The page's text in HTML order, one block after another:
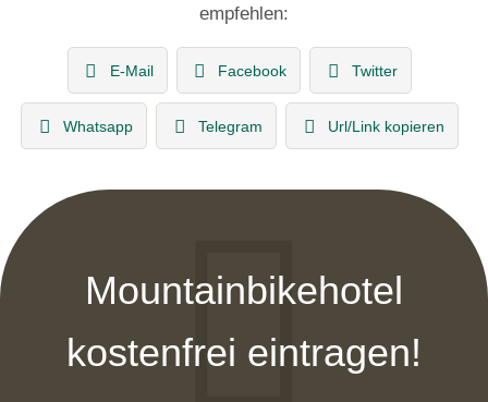
empfehlen:
E-Mail Facebook Twitter
Whatsapp Telegram Url/Link kopieren
Mountainbikehotel
kostenfrei eintragen!